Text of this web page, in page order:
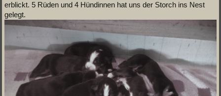
erblickt. 5 Rüden und 4 Hündinnen hat uns der Storch ins Nest
gelegt.